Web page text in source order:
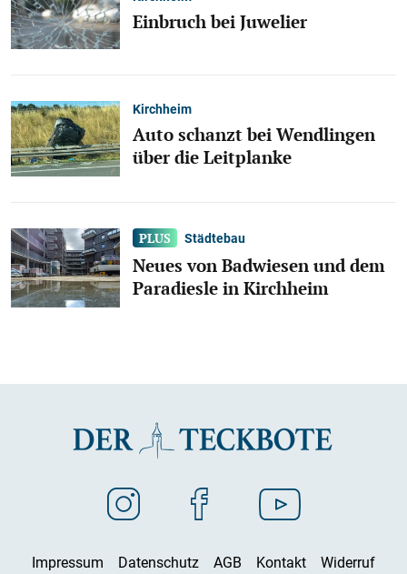
Einbruch bei Juwelier
Kirchheim
Auto schanzt bei Wendlingen
über die Leitplanke
Städtebau
Neues von Badwiesen und dem
Paradiesle in Kirchheim
Impressum Datenschutz AGB Kontakt Widerruf